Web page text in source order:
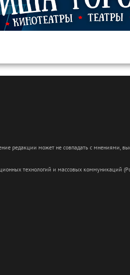
редакции может не совпадать с
технологий и массовых